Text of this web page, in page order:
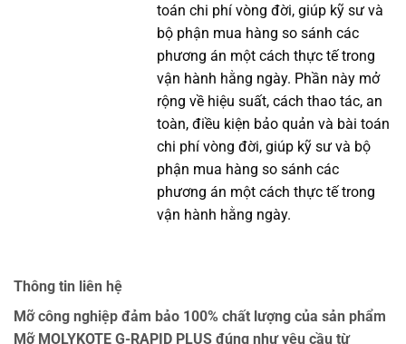
toán chi phí vòng đời, giúp kỹ sư và
bộ phận mua hàng so sánh các
phương án một cách thực tế trong
vận hành hằng ngày. Phần này mở
rộng về hiệu suất, cách thao tác, an
toàn, điều kiện bảo quản và bài toán
chi phí vòng đời, giúp kỹ sư và bộ
phận mua hàng so sánh các
phương án một cách thực tế trong
vận hành hằng ngày.
Thông tin liên hệ
Mỡ công nghiệp đảm bảo 100% chất lượng của sản phẩm
Mỡ MOLYKOTE G-RAPID PLUS đúng như yêu cầu từ